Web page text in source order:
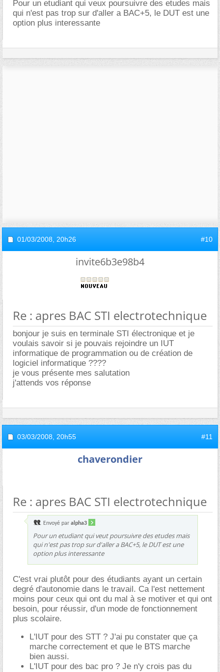
Pour un etudiant qui veux poursuivre des etudes mais
qui n'est pas trop sur d'aller a BAC+5, le DUT est une
option plus interessante
01/03/2008, 20h26 #10
invite6b3e98b4
Re : apres BAC STI electrotechnique
bonjour je suis en terminale STI électronique et je
voulais savoir si je pouvais rejoindre un IUT
informatique de programmation ou de création de
logiciel informatique ????
je vous présente mes salutation
j'attends vos réponse
03/03/2008, 20h55 #11
chaverondier
Re : apres BAC STI electrotechnique
Envoyé par alpha3
Pour un etudiant qui veut poursuivre des etudes mais
qui n'est pas trop sur d'aller a BAC+5, le DUT est une
option plus interessante
C'est vrai plutôt pour des étudiants ayant un certain
degré d'autonomie dans le travail. Ca l'est nettement
moins pour ceux qui ont du mal à se motiver et qui ont
besoin, pour réussir, d'un mode de fonctionnement
plus scolaire.
L'IUT pour des STT ? J'ai pu constater que ça
marche correctement et que le BTS marche
bien aussi.
L'IUT pour des bac pro ? Je n'y crois pas du